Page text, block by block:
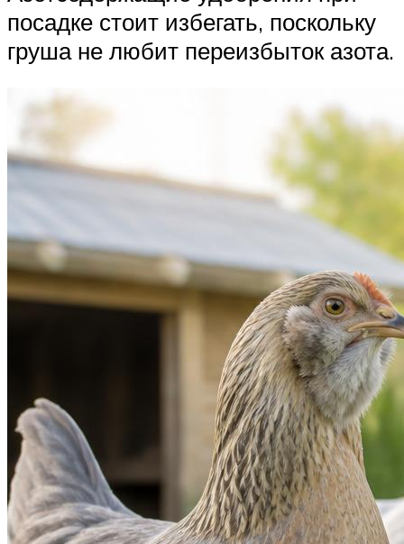
посадке стоит избегать, поскольку
груша не любит переизбыток азота.